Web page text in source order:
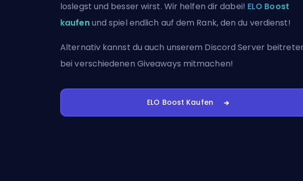
loslegst und besser wirst. Wir helfen dir dabei! ELO Boost
kaufenund spiel endlich auf dem Rank, den du verdienst!
Alternativ kannst du auch unserem Discord Server
bei verschiedenen Giveaways mitmachen!
ELO Boost Kaufen